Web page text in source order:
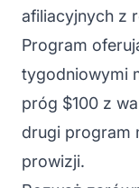
afiliacyjnych z
Program
tygodniowymi
próg $100 z
drugi program
prowizji.